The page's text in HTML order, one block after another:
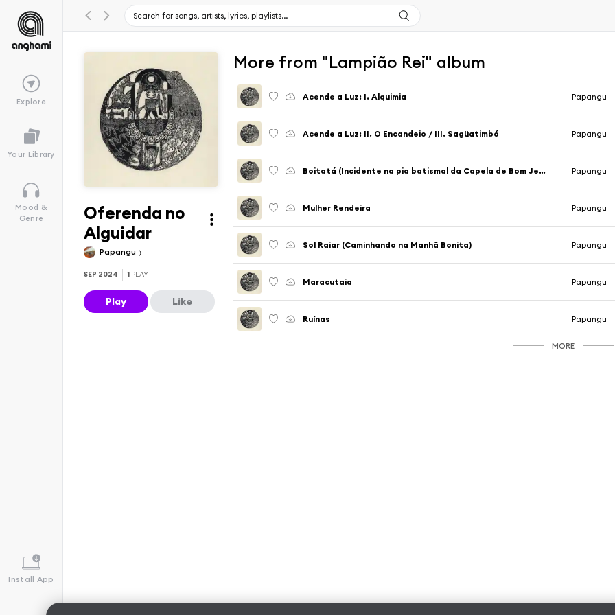
Explore
Your Library
Mood &
Genre
Install App
Oferenda no
Alguidar
Papangu
SEP 2024 1 PLAY
Play Like
More from "Lampião Rei" album
Acende a Luz: I. Alquimia Papangu
Acende a Luz: II. O Encandeio / III. Sagüatimbó Papangu
Boitatá (Incidente na pia batismal da Capela de Bom Jesus dos Aflitos) Papangu
Mulher Rendeira Papangu
Sol Raiar (Caminhando na Manhã Bonita) Papangu
Maracutaia Papangu
Ruínas Papangu
MORE